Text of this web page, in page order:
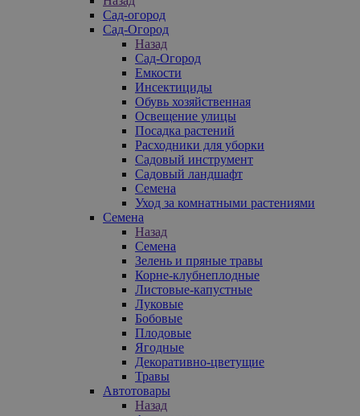
Сад-огород
Сад-Огород
Назад
Сад-Огород
Емкости
Инсектициды
Обувь хозяйственная
Освещение улицы
Посадка растений
Расходники для уборки
Садовый инструмент
Садовый ландшафт
Семена
Уход за комнатными растениями
Семена
Назад
Семена
Зелень и пряные травы
Корне-клубнеплодные
Листовые-капустные
Луковые
Бобовые
Плодовые
Ягодные
Декоративно-цветущие
Травы
Автотовары
Назад